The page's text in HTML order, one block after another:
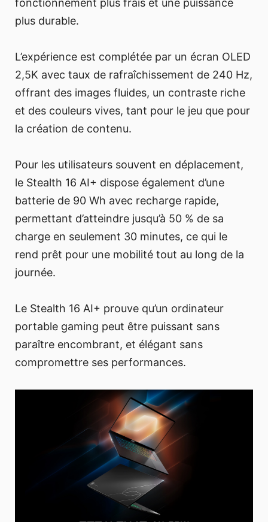
fonctionnement plus frais et une puissance
plus durable.
L’expérience est complétée par un écran OLED
2,5K avec taux de rafraîchissement de 240 Hz,
offrant des images fluides, un contraste riche
et des couleurs vives, tant pour le jeu que pour
la création de contenu.
Pour les utilisateurs souvent en déplacement,
le Stealth 16 AI+ dispose également d’une
batterie de 90 Wh avec recharge rapide,
permettant d’atteindre jusqu’à 50 % de sa
charge en seulement 30 minutes, ce qui le
rend prêt pour une mobilité tout au long de la
journée.
Le Stealth 16 AI+ prouve qu’un ordinateur
portable gaming peut être puissant sans
paraître encombrant, et élégant sans
compromettre ses performances.